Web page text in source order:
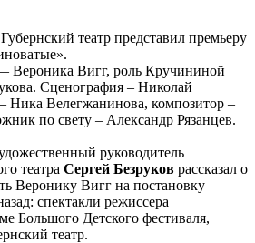
театр представил премьеру
Вероника Вигг, роль Кручининой
Сценография – Николай
Ника Велегжанинова, композитор –
по свету – Александр Рязанцев.
руководитель
театра Сергей Безруков рассказал о
Веронику Вигг на постановку
спектакли режиссера
Большого Детского фестиваля,
театр.